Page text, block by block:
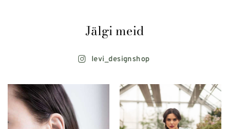
Jälgi meid
levi_designshop